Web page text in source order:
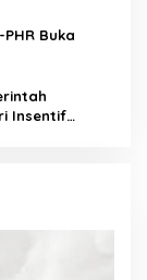
Buka
Insentif